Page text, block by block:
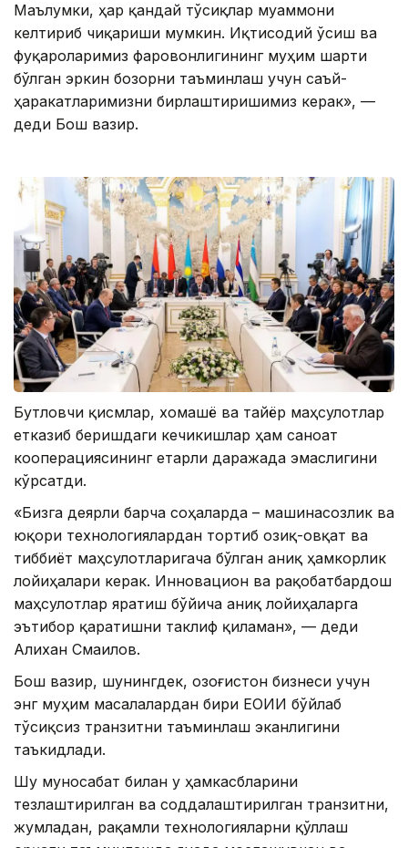
Маълумки, ҳар қандай тўсиқлар муаммони
келтириб чиқариши мумкин. Иқтисодий ўсиш ва
фуқароларимиз фаровонлигининг муҳим шарти
бўлган эркин бозорни таъминлаш учун саъй-
ҳаракатларимизни бирлаштиришимиз керак», —
деди Бош вазир.
Бутловчи қисмлар, хомашё ва тайёр маҳсулотлар
етказиб беришдаги кечикишлар ҳам саноат
кооперациясининг етарли даражада эмаслигини
кўрсатди.
«Бизга деярли барча соҳаларда – машинасозлик ва
юқори технологиялардан тортиб озиқ-овқат ва
тиббиёт маҳсулотларигача бўлган аниқ ҳамкорлик
лойиҳалари керак. Инновацион ва рақобатбардош
маҳсулотлар яратиш бўйича аниқ лойиҳаларга
эътибор қаратишни таклиф қиламан», — деди
Алихан Смаилов.
Бош вазир, шунингдек, Қозоғистон бизнеси учун
энг муҳим масалалардан бири ЕОИИ бўйлаб
тўсиқсиз транзитни таъминлаш эканлигини
таъкидлади.
Шу муносабат билан у ҳамкасбларини
тезлаштирилган ва соддалаштирилган транзитни,
жумладан, рақамли технологияларни қўллаш